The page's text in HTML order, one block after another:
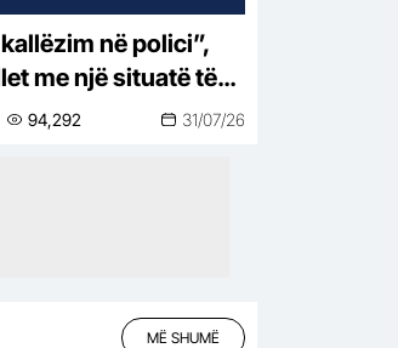
me një situatë të
më prek damarin
94,292 31/07/26
MË SHUMË